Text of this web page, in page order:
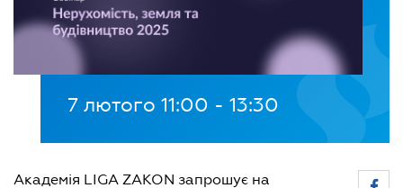
7 лютого 11:00 - 13:30
Академія LIGA ZAKON запрошує на